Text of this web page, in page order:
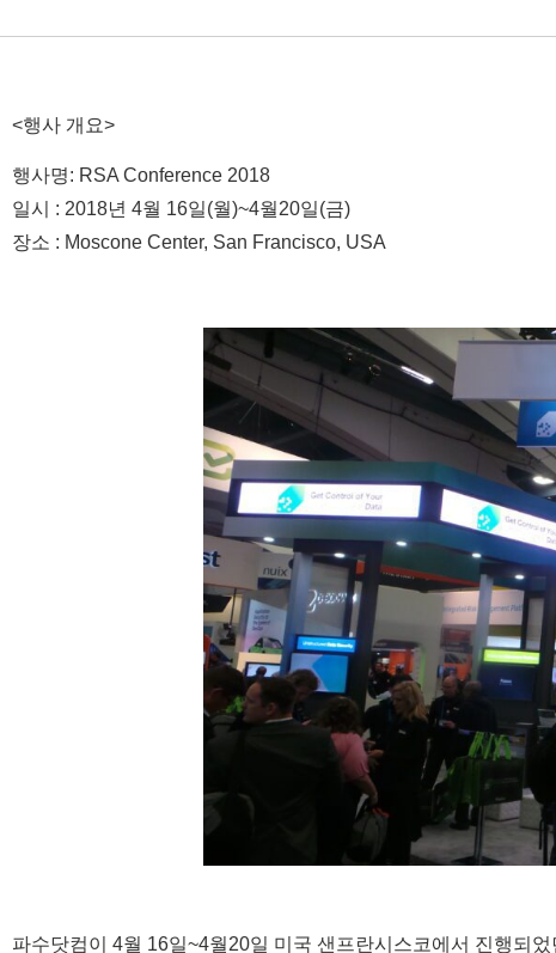
<행사 개요>
행사명: RSA Conference 2018
일시 : 2018년 4월 16일(월)~4월20일(금)
장소 : Moscone Center, San Francisco, USA
파수닷컴이 4월 16일~4월20일 미국 샌프란시스코에서 진행되었